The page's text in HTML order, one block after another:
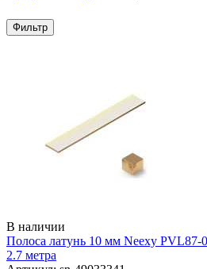
Фильтр
В наличии
Полоса латунь 10 мм Neexy PVL87-
2.7 метра